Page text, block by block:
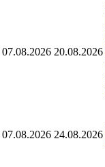
07.08.2026 20.08.2026
07.08.2026 24.08.2026